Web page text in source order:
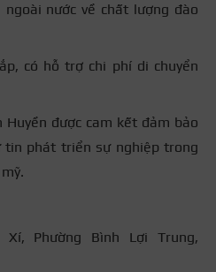
nước về chất lượng đào
có hỗ trợ chi phí di chuyển
Huyền được cam kết đảm bảo
tin phát triển sự nghiệp trong
Phường Bình Lợi Trung,